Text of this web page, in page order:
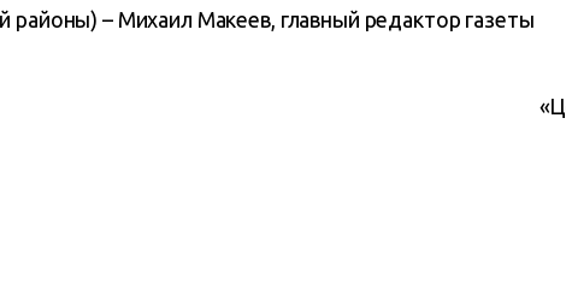
– Михаил Макеев, главный редактор газеты